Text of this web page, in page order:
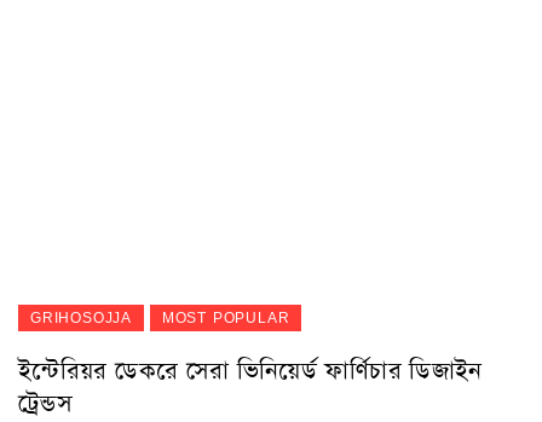
GRIHOSOJJA MOST POPULAR
ইন্টেরিয়র ডেকরে সেরা ভিনিয়ের্ড ফার্ণিচার ডিজাইন
ট্রেন্ডস